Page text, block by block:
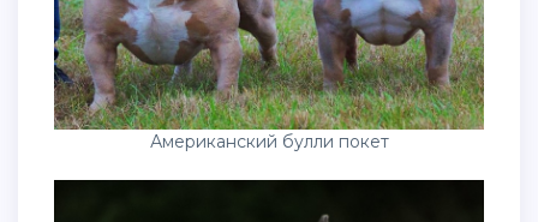
Американский булли покет